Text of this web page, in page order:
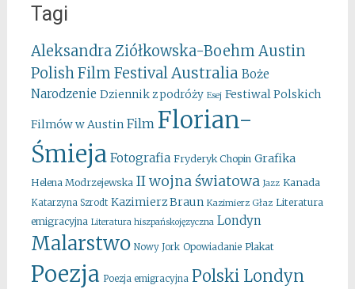
Tagi
Aleksandra Ziółkowska-Boehm Austin
Polish Film FestivalAustralia Boże
Narodzenie Dziennik z podróży Esej Festiwal Polskich
Filmów w Austin Film Florian-
Śmieja Fotografia Fryderyk Chopin Grafika
Helena Modrzejewska II wojna światowa Jazz Kanada
Katarzyna Szrodt Kazimierz Braun Kazimierz Głaz Literatura
emigracyjna Literatura hiszpańskojęzyczna Londyn
Malarstwo Nowy Jork Opowiadanie Plakat
Poezja Poezja emigracyjna Polski Londyn